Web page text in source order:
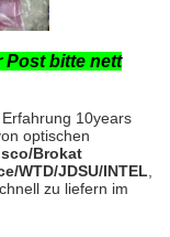
Post bitte nett
10years
optischen
Brokat
WTD/JDSU/INTEL
zu liefern im